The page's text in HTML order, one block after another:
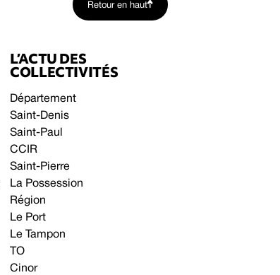
Retour en haut
L’ACTU DES
COLLECTIVITÉS
Département
Saint-Denis
Saint-Paul
CCIR
Saint-Pierre
La Possession
Région
Le Port
Le Tampon
TO
Cinor